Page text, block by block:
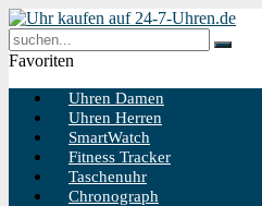
Favoriten
Uhren Damen
Uhren Herren
SmartWatch
Fitness Tracker
Taschenuhr
Chronograph